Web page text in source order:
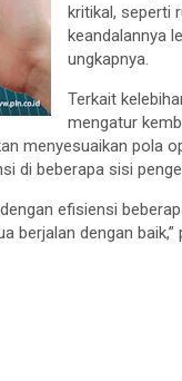
kritikal, seperti
keandalannya
ungkapnya.
Terkait
mengatur
menyesuaikan pola
di beberapa sisi
efisiensi
berjalan dengan baik,”